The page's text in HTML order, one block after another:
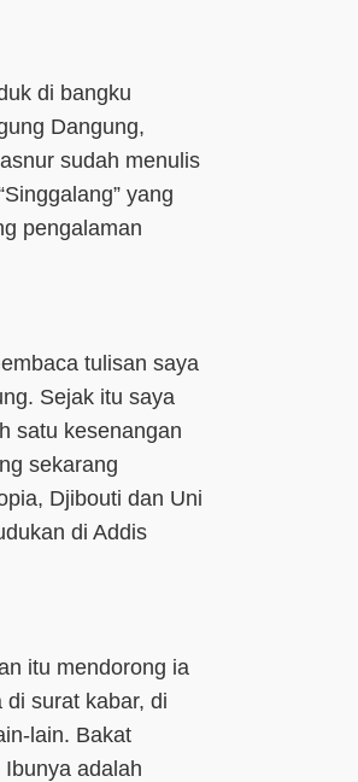
di bangku
Dangung,
sudah menulis
yang
pengalaman
tulisan saya
Sejak itu saya
satu kesenangan
sekarang
Djibouti dan Uni
di Addis
itu mendorong ia
surat kabar, di
lain. Bakat
adalah